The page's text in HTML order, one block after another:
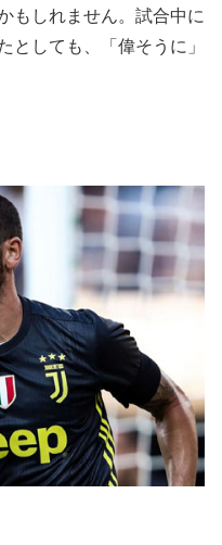
もしれません。試合中に
としても、「偉そうに」